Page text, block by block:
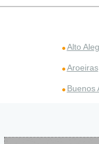
Alto
Aroeiras
Buenos